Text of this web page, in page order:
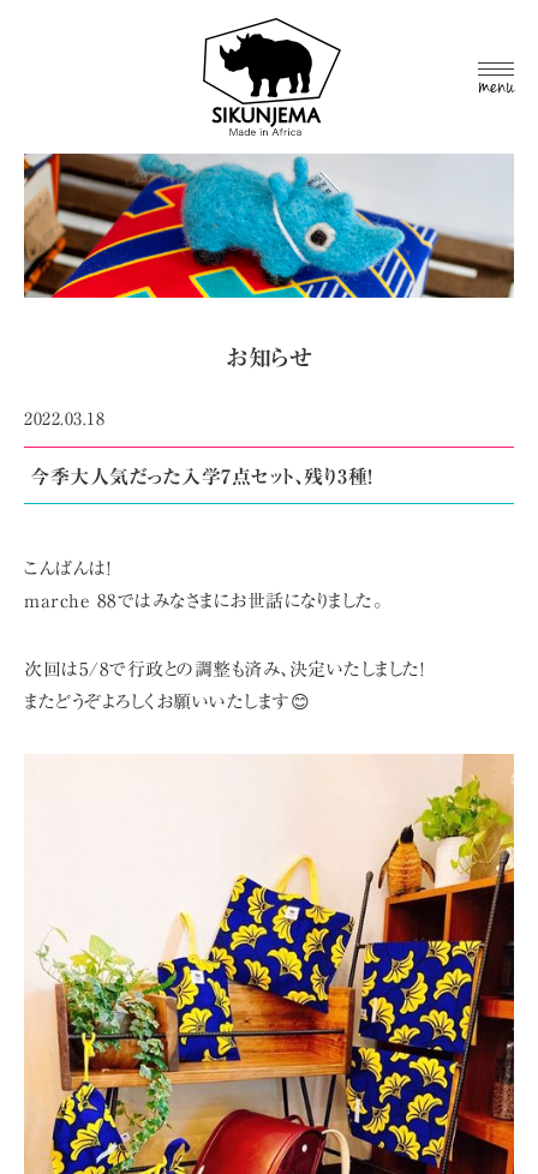
MEN
お知らせ
2022.03.18
今季大人気だった入学7点セット、残り3種!
こんばんは!
marche 88ではみなさまにお世話になりました。
次回は5/8で行政との調整も済み、決定いたしました!
またどうぞよろしくお願いいたします😊